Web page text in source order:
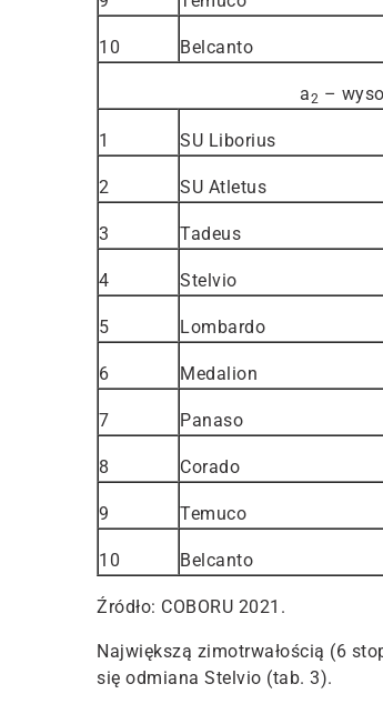
10 Belcanto
a2 –
1 SU Liborius
2 SU Atletus
3 Tadeus
4 Stelvio
5 Lombardo
6 Medalion
7 Panaso
8 Corado
9 Temuco
10 Belcanto
Źródło: COBORU 2021.
Największą zimotrwałością (6
się odmiana Stelvio (tab. 3).